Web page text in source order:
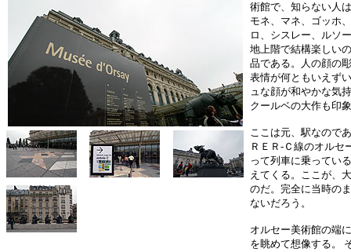
術館で、知らない人
モネ、マネ、ゴッホ
ロ、シスレー、ルソ
地上階で結構楽しい
品である。人の顔の
表情が何ともいえず
ュな顔が和やかな気
クールベの大作も印
ここは元、駅なので
ＲＥＲ-Ｃ線のオルセ
って列車に乗ってい
えてくる。ここが、
のだ。 完全に当時の
ないだろう。
オルセー美術館の端
を眺めて想像する。